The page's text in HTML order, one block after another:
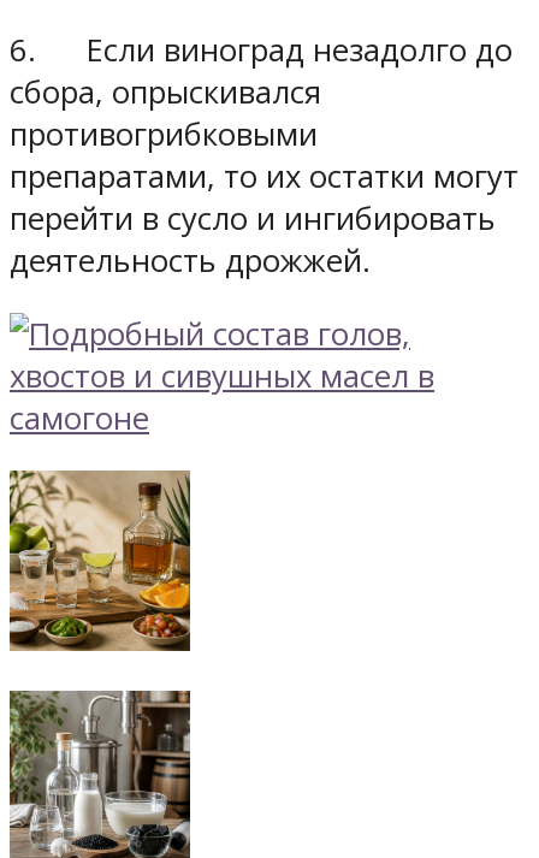
6. Если виноград незадолго до
сбора, опрыскивался
противогрибковыми
препаратами, то их остатки могут
перейти в сусло и ингибировать
деятельность дрожжей.